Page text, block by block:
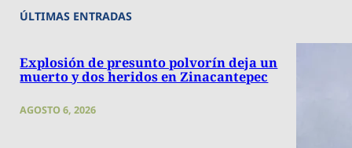
ÚLTIMAS ENTRADAS
Explosión de presunto polvorín deja un
muerto y dos heridos en Zinacantepec
AGOSTO 6, 2026